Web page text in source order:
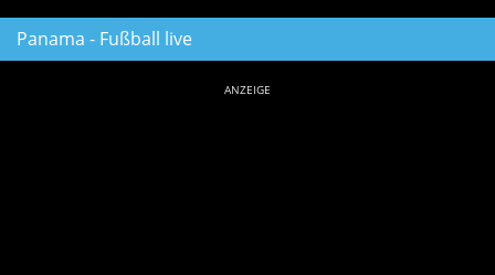
Panama - Fußball live
ANZEIGE